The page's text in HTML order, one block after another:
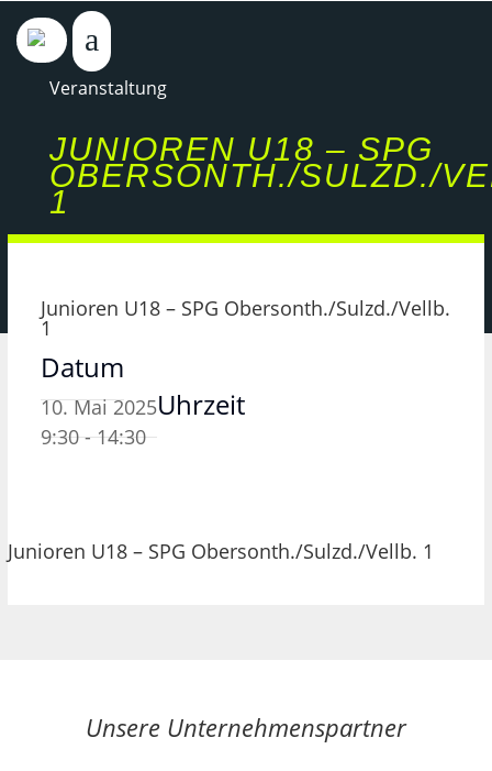
Veranstaltung
JUNIOREN U18 – SPG
OBERSONTH./SULZD./
1
Junioren U18 – SPG Obersonth./Sulzd./Vellb.
1
Datum
10. Mai 2025Uhrzeit
9:30 - 14:30
Junioren U18 – SPG Obersonth./Sulzd./Vellb. 1
Unsere Unternehmenspartner